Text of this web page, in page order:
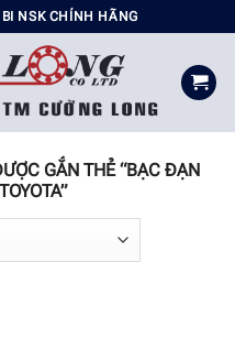
NSK CHÍNH HÃNG
GẮN THẺ “BẠC ĐẠN